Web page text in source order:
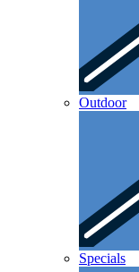
Outdoor
Specials